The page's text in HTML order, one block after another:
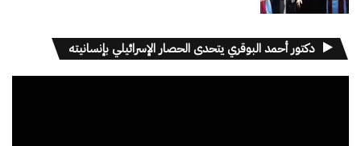
دكتور أحمد البوقري يتحدى الحصار الإسرائيلي بإنسانيته